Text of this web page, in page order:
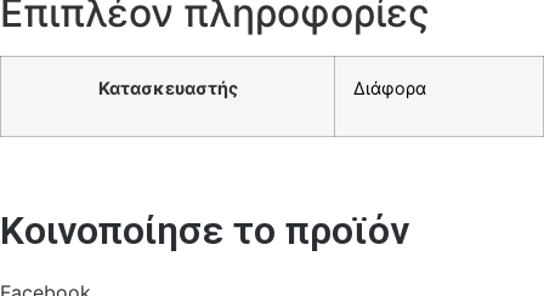
Επιπλέον πληροφορίες
Κατασκευαστής Διάφορα
Κοινοποίησε το προϊόν